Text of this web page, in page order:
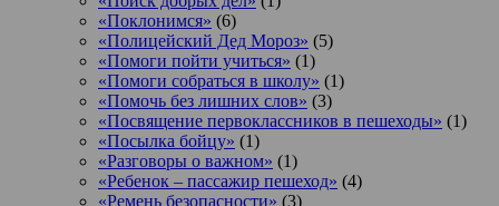
«Поклонимся» (6)
«Полицейский Дед Мороз» (5)
«Помоги пойти учиться» (1)
«Помоги собраться в школу» (1)
«Помочь без лишних слов» (3)
«Посвящение первоклассников в пешеходы» (1)
«Посылка бойцу» (1)
«Разговоры о важном» (1)
«Ребенок – пассажир пешеход» (4)
«Ремень безопасности» (3)